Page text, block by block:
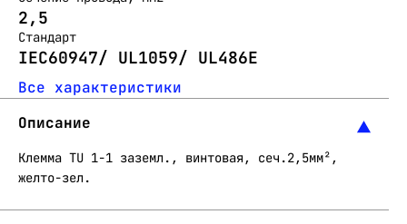
2,5
Стандарт
IEC60947/ UL1059/ UL486E
Все характеристики
Описание
Клемма TU 1-1 заземл., винтовая, сеч.2,5мм²,
желто-зел.